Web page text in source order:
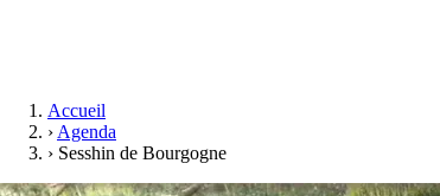
Accueil
› Agenda
› Sesshin de Bourgogne